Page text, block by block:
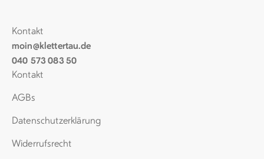
Kontakt
moin@klettertau.de
040 573 083 50
Kontakt
AGBs
Datenschutz­erklärung
Widerrufsrecht